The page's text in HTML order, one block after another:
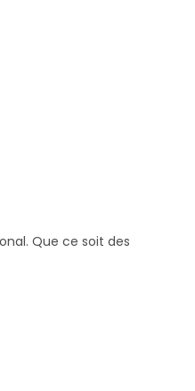
Que ce soit des